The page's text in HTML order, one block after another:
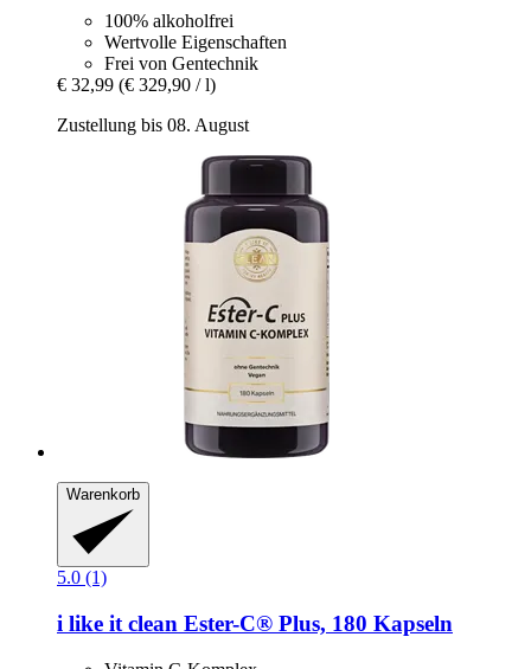
100% alkoholfrei
Wertvolle Eigenschaften
Frei von Gentechnik
€ 32,99 (€ 329,90 / l)
Zustellung bis 08. August
Warenkorb
5.0 (1)
i like it clean Ester-​C® Plus, 180 Kapseln